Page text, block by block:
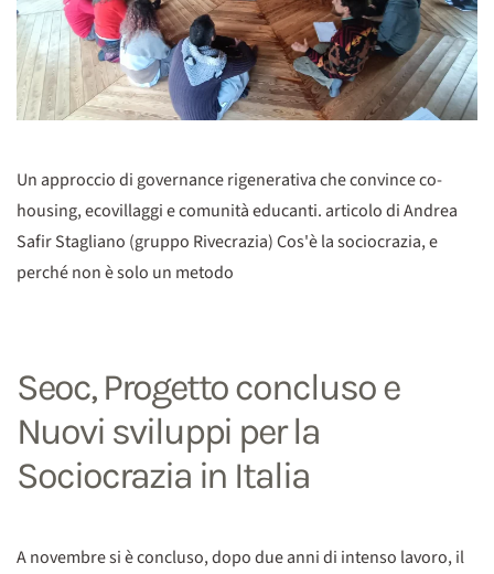
Un approccio di governance rigenerativa che convince co-
housing, ecovillaggi e comunità educanti. articolo di Andrea
Safir Stagliano (gruppo Rivecrazia) Cos'è la sociocrazia, e
perché non è solo un metodo
Seoc, Progetto concluso e
Nuovi sviluppi per la
Sociocrazia in Italia
A novembre si è concluso, dopo due anni di intenso lavoro, il